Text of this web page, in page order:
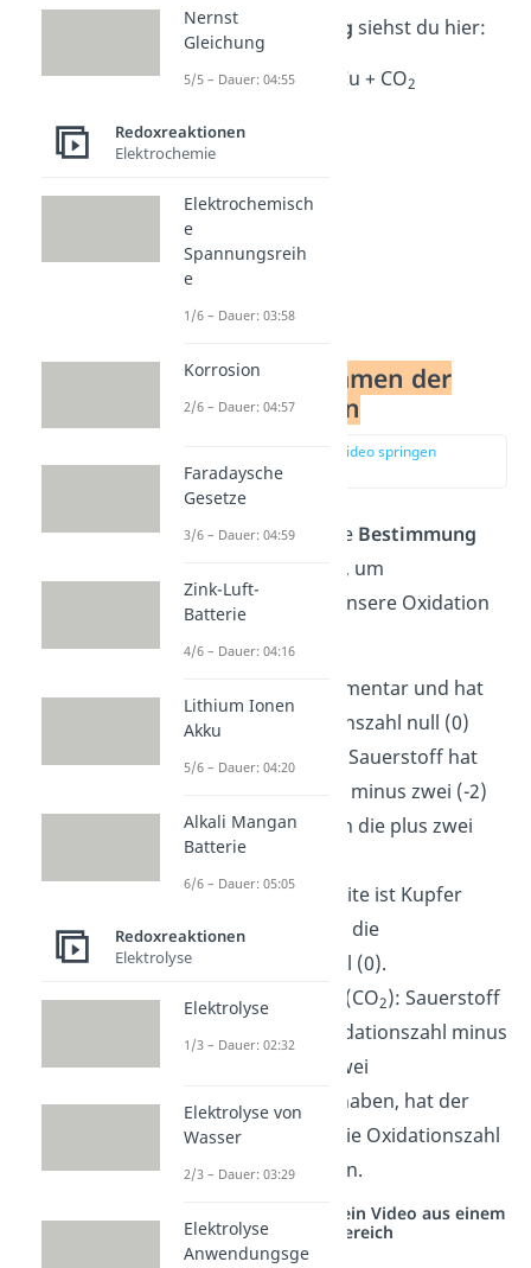
Summengleichung siehst du hier:
CuO + C → Cu + CO2
Schritt 1:
Bestimmen der
Oxidationszahlen
zur Stelle im Video springen
(00:57)
Der erste Schritt ist die Bestimmung
, um
herauszufinden was unsere Oxidation
Kohlenstoff ist elementar und hat
somit die Oxidationszahl null (0)
Kupferoxid (CuO): Sauerstoff hat
die Oxidationszahl minus zwei (-2)
und Kupfer folglich die plus zwei
(+2).
Auf der rechten Seite ist Kupfer
elementar und hat die
Oxidationszahl null (0).
Kohlenstoffdioxid (CO2): Sauerstoff
hat wieder die Oxidationszahl minus
zwei (-2). Da wir zwei
Sauerstoffatome haben, hat der
Kohlenstoff jetzt die Oxidationszahl
plus vier (+4) haben.
Studyflix vernetzt: Hier ein Video aus einem
anderen Bereich
Nernst
Gleichung
5/5 – Dauer: 04:55
Redoxreaktionen
Elektrochemie
Elektrochemisch
e
Spannungsreih
e
1/6 – Dauer: 03:58
Korrosion
2/6 – Dauer: 04:57
Faradaysche
Gesetze
3/6 – Dauer: 04:59
Zink-Luft-
Batterie
4/6 – Dauer: 04:16
Lithium Ionen
Akku
5/6 – Dauer: 04:20
Alkali Mangan
Batterie
6/6 – Dauer: 05:05
Redoxreaktionen
Elektrolyse
Elektrolyse
1/3 – Dauer: 02:32
Elektrolyse von
Wasser
2/3 – Dauer: 03:29
Elektrolyse
Anwendungsge